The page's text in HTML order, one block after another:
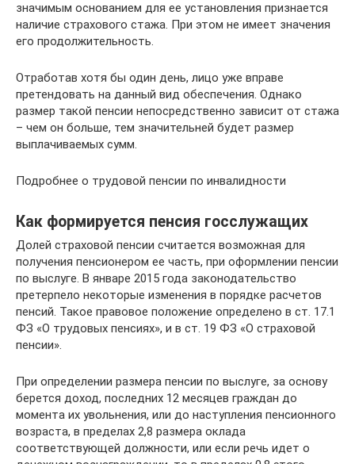
значимым основанием для ее установления признается
наличие страхового стажа. При этом не имеет значения
его продолжительность.
Отработав хотя бы один день, лицо уже вправе
претендовать на данный вид обеспечения. Однако
размер такой пенсии непосредственно зависит от стажа
– чем он больше, тем значительней будет размер
выплачиваемых сумм.
Подробнее о трудовой пенсии по инвалидности
Как формируется пенсия госслужащих
Долей страховой пенсии считается возможная для
получения пенсионером ее часть, при оформлении пенсии
по выслуге. В январе 2015 года законодательство
претерпело некоторые изменения в порядке расчетов
пенсий. Такое правовое положение определено в ст. 17.1
ФЗ «О трудовых пенсиях», и в ст. 19 ФЗ «О страховой
пенсии».
При определении размера пенсии по выслуге, за основу
берется доход, последних 12 месяцев граждан до
момента их увольнения, или до наступления пенсионного
возраста, в пределах 2,8 размера оклада
соответствующей должности, или если речь идет о